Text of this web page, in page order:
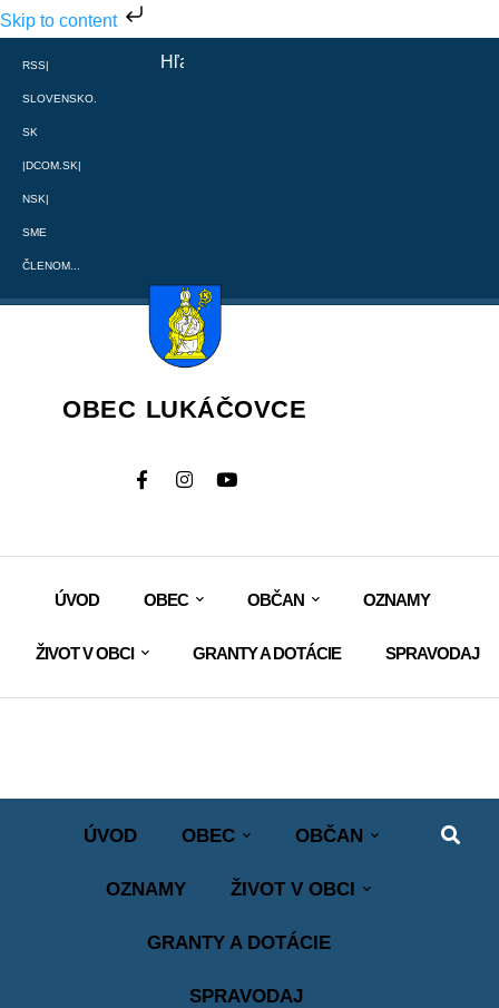
Skip to content
RSS|
SLOVENSKO.
SK
|DCOM.SK|
NSK|
SME
ČLENOM...
OBEC LUKÁČOVCE
ÚVOD OBEC OBČAN OZNAMY
ŽIVOT V OBCI GRANTY A DOTÁCIE SPRAVODAJ
ÚVOD OBEC OBČAN
OZNAMY ŽIVOT V OBCI
GRANTY A DOTÁCIE
SPRAVODAJ